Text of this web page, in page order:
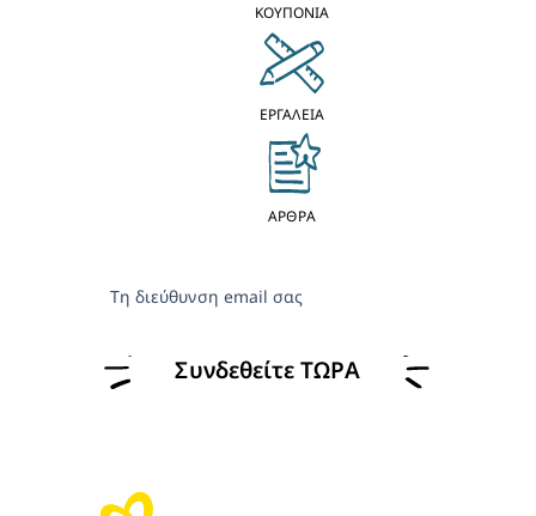
ΚΟΥΠΟΝΙΑ
ΕΡΓΑΛΕΙΑ
ΑΡΘΡΑ
Τη διεύθυνση email σας
Συνδεθείτε ΤΩΡΑ